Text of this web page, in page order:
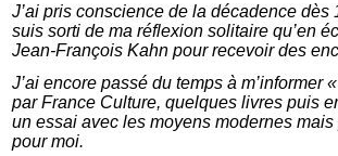
J’ai pris conscience de la décadence dès
suis sorti de ma réflexion solitaire qu’en
Jean-François Kahn pour recevoir des
J’ai encore passé du temps à m’informer
par France Culture, quelques livres puis
un essai avec les moyens modernes
pour moi.